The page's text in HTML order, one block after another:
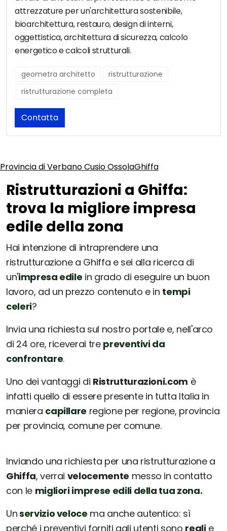
attrezzature per un'architettura sostenibile,
bioarchitettura, restauro, design di interni,
oggettistica, architettura di sicurezza, calcolo
energetico e calcoli strutturali.
geometra architetto
ristrutturazione
ristrutturazione completa
Contatta
Provincia di Verbano Cusio OssolaGhiffa
Ristrutturazioni a Ghiffa:
trova la migliore impresa
edile della zona
Hai intenzione di intraprendere una
ristrutturazione a Ghiffa e sei alla ricerca di
un'impresa edile in grado di eseguire un buon
lavoro, ad un prezzo contenuto e in tempi
celeri?
Invia una richiesta sul nostro portale e, nell'arco
di 24 ore, riceverai tre preventivi da
confrontare.
Uno dei vantaggi di Ristrutturazioni.com è
infatti quello di essere presente in tutta Italia in
maniera capillare regione per regione, provincia
per provincia, comune per comune.
Inviando una richiesta per una ristrutturazione a
Ghiffa, verrai velocemente messo in contatto
con le migliori imprese edili della tua zona.
Unservizio veloce ma anche autentico: sì
perché i preventivi forniti agli utenti sono realie